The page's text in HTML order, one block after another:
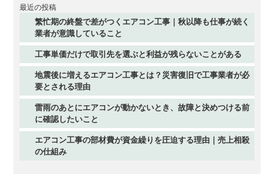
最近の投稿
繁忙期の終盤で差がつくエアコン工事｜秋以降も仕事が続く
業者が意識していること
工事単価だけで取引先を選ぶと利益が残らないことがある
地震後に増えるエアコン工事とは？災害復旧で工事業者が必
要とされる理由
雷雨のあとにエアコンが動かないとき、故障と決めつける前
に確認したいこと
エアコン工事の部材費が資金繰りを圧迫する理由｜売上相殺
の仕組み